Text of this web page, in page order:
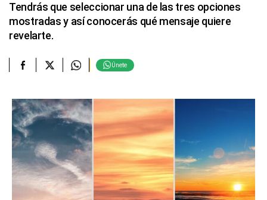
Tendrás que seleccionar una de las tres opciones
mostradas y así conocerás qué mensaje quiere
revelarte.
Únete